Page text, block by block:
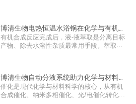
博清生物电热恒温水浴锅在化学与有机合
成萃···
有机合成反应完成后，液‑液萃取是分离目标
产物、除去水溶性杂质最常用手段。萃取···
博清生物自动分液系统助力化学与材料科
学催···
催化是现代化学与材料科学的核心，从有机
合成催化、纳米多相催化、光/电催化转化到